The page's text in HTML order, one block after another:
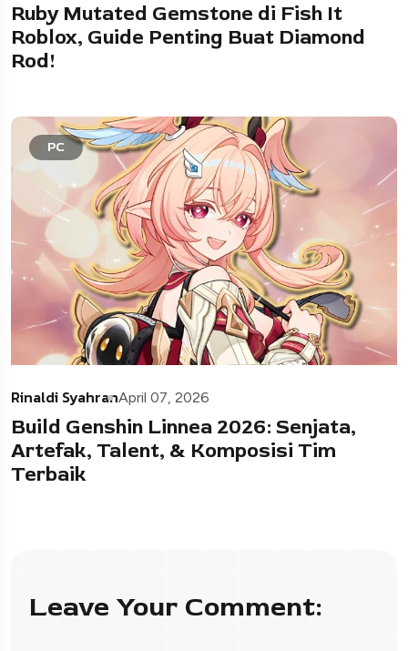
Ruby Mutated Gemstone di Fish It
Roblox, Guide Penting Buat Diamond
Rod!
PC
Rinaldi SyahranApril 07, 2026
Build Genshin Linnea 2026: Senjata,
Artefak, Talent, & Komposisi Tim
Terbaik
Leave Your Comment: